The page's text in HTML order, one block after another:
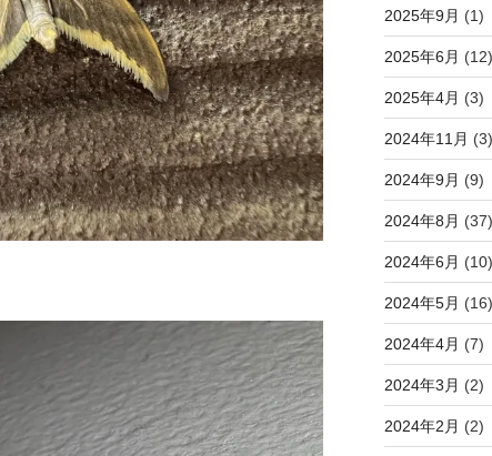
2025年9月 (1)
2025年6月 (12)
2025年4月 (3)
2024年11月 (3)
2024年9月 (9)
2024年8月 (37)
2024年6月 (10)
2024年5月 (16)
2024年4月 (7)
2024年3月 (2)
2024年2月 (2)